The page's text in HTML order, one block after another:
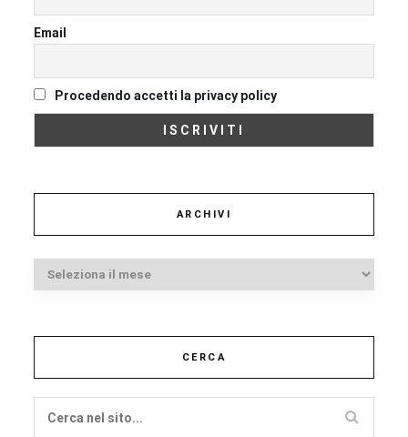
Email
Procedendo accetti la privacy policy
ARCHIVI
Archivi
CERCA